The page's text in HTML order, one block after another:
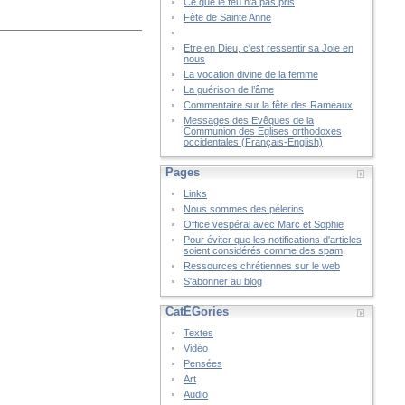
Fête de Sainte Anne
Etre en Dieu, c'est ressentir sa Joie en
nous
La vocation divine de la femme
La guérison de l’âme
Commentaire sur la fête des Rameaux
Messages des Evêques de la
Communion des Eglises orthodoxes
occidentales (Français-English)
Pages
Links
Nous sommes des pélerins
Office vespéral avec Marc et Sophie
Pour éviter que les notifications d'articles
soient considérés comme des spam
Ressources chrétiennes sur le web
S'abonner au blog
CatÉGories
Textes
Vidéo
Pensées
Art
Audio